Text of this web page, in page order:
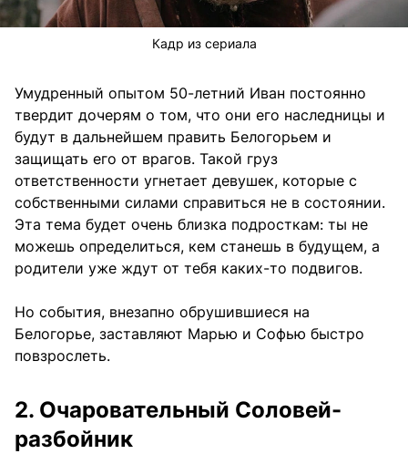
Кадр из сериала
Умудренный опытом 50-летний Иван постоянно
твердит дочерям о том, что они его наследницы и
будут в дальнейшем править Белогорьем и
защищать его от врагов. Такой груз
ответственности угнетает девушек, которые с
собственными силами справиться не в состоянии.
Эта тема будет очень близка подросткам: ты не
можешь определиться, кем станешь в будущем, а
родители уже ждут от тебя каких-то подвигов.
Но события, внезапно обрушившиеся на
Белогорье, заставляют Марью и Софью быстро
повзрослеть.
2. Очаровательный Соловей-
разбойник